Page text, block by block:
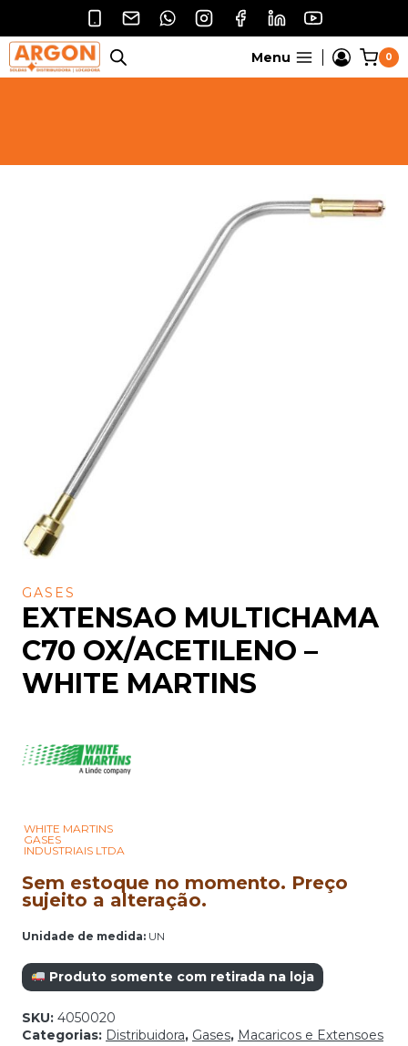
o
Conteúdo
Menu 0
GASES
EXTENSAO MULTICHAMA
C70 OX/ACETILENO –
WHITE MARTINS
WHITE MARTINS
GASES
INDUSTRIAIS LTDA
Sem estoque no momento. Preço
sujeito a alteração.
Unidade de medida: UN
Produto somente com retirada na loja
SKU: 4050020
Categorias: Distribuidora, Gases, Macaricos e Extensoes